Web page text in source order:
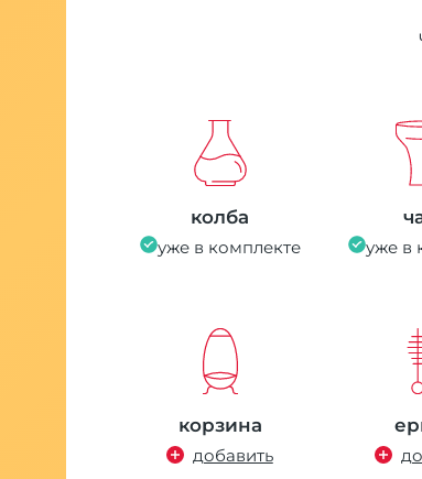
колба
уже в комплекте уже в
корзина
добавить